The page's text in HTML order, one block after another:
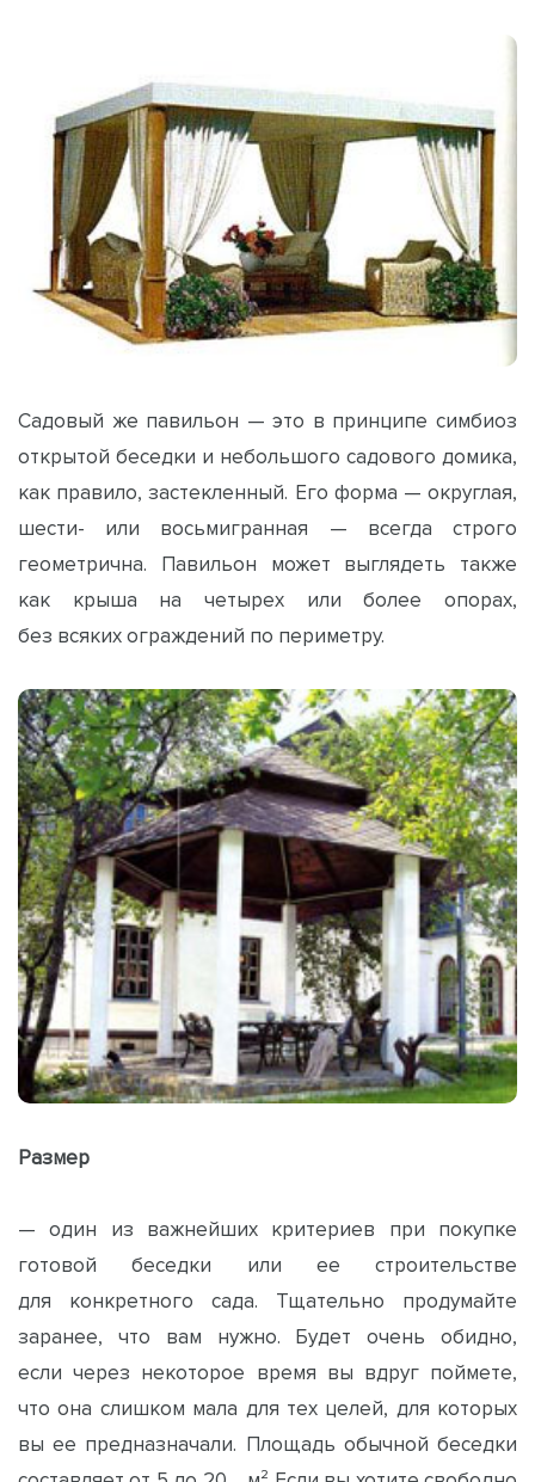
Садовый же павильон — это в принципе симбиоз
открытой беседки и небольшого садового домика,
как правило, застекленный. Его форма — округлая,
шести- или восьмигранная — всегда строго
геометрична. Павильон может выглядеть также
как крыша на четырех или более опорах,
без всяких ограждений по периметру.
Размер
— один из важнейших критериев при покупке
готовой беседки или ее строительстве
для конкретного сада. Тщательно продумайте
заранее, что вам нужно. Будет очень обидно,
если через некоторое время вы вдруг поймете,
что она слишком мала для тех целей, для которых
вы ее предназначали. Площадь обычной беседки